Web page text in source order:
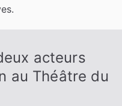
acteurs
au Théâtre du